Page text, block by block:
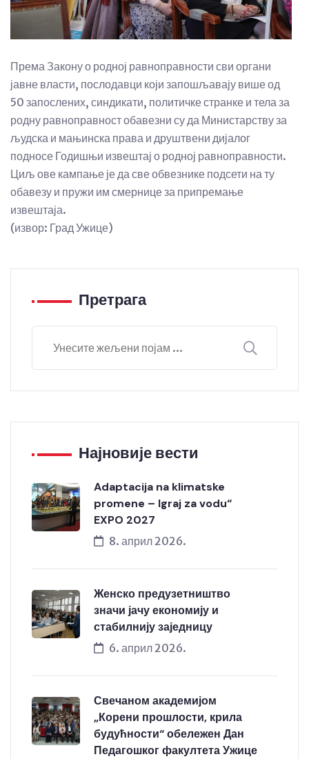
Према Закону о родној равноправности сви органи
јавне власти, послодавци који запошљавају више од
50 запослених, синдикати, политичке странке и тела за
родну равноправност обавезни су да Министарству за
људска и мањинска права и друштвени дијалог
подносе Годишњи извештај о родној равноправности.
Циљ ове кампање је да све обвезнике подсети на ту
обавезу и пружи им смернице за припремање
извештаја.
(извор: Град Ужице)
Претрага
Најновије вести
Adaptacija na klimatske
promene – Igraj za vodu“
EXPO 2027
8. април 2026.
Женско предузетништво
значи јачу економију и
стабилнију заједницу
6. април 2026.
Свечаном академијом
„Корени прошлости, крила
будућности“ обележен Дан
Педагошког факултета Ужице